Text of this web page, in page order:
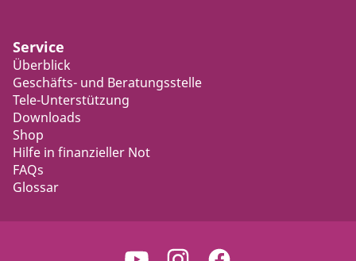
Service
Überblick
Geschäfts- und Beratungsstelle
Tele-Unterstützung
Downloads
Shop
Hilfe in finanzieller Not
FAQs
Glossar